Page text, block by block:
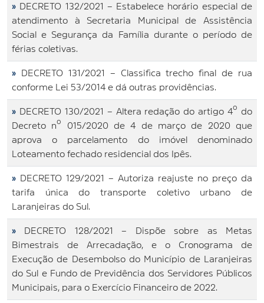
» DECRETO 132/2021 – Estabelece horário especial de
atendimento à Secretaria Municipal de Assistência
Social e Segurança da Família durante o período de
férias coletivas.
»
DECRETO 131/2021 – Classifica trecho final de rua
conforme Lei 53/2014 e dá outras providências.
» DECRETO 130/2021 – Altera redação do artigo 4º do
Decreto nº 015/2020 de 4 de março de 2020 que
aprova o parcelamento do imóvel denominado
Loteamento fechado residencial dos Ipês.
» DECRETO 129/2021 – Autoriza reajuste no preço da
tarifa única do transporte coletivo urbano de
Laranjeiras do Sul.
» DECRETO 128/2021 – Dispõe sobre as Metas
Bimestrais de Arrecadação, e o Cronograma de
Execução de Desembolso do Município de Laranjeiras
do Sul e Fundo de Previdência dos Servidores Públicos
Municipais, para o Exercício Financeiro de 2022.